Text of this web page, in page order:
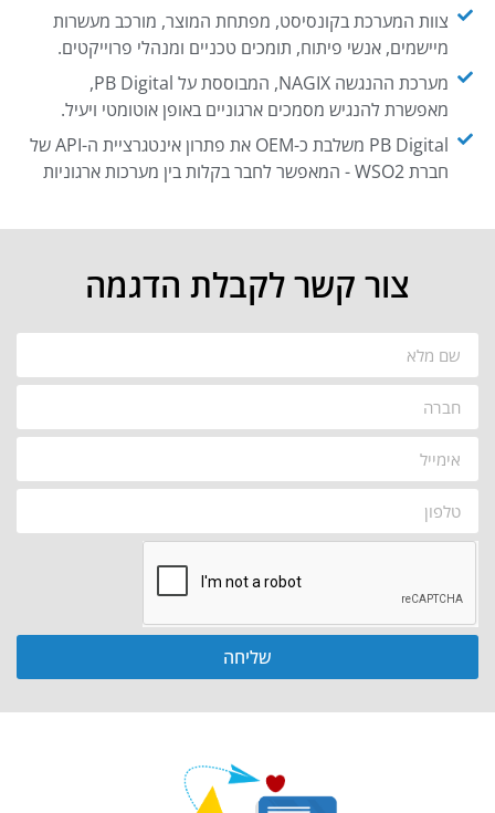
צוות המערכת בקונסיסט, מפתחת המוצר, מורכב מעשרות
מיישמים, אנשי פיתוח, תומכים טכניים ומנהלי פרוייקטים.
מערכת ההנגשה NAGIX, המבוססת על PB Digital,
מאפשרת להנגיש מסמכים ארגוניים באופן אוטומטי ויעיל.
PB Digital משלבת כ-OEM את פתרון אינטגרציית ה-API של
חברת WSO2 - המאפשר לחבר בקלות בין מערכות ארגוניות
צור קשר לקבלת הדגמה
שליחה